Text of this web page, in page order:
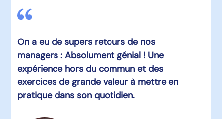
On a eu de supers retours de nos
managers : Absolument génial ! Une
expérience hors du commun et des
exercices de grande valeur à mettre en
pratique dans son quotidien.